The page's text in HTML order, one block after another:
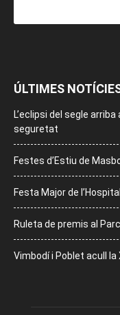
ÚLTIMES
L’eclipsi del segle
seguretat
Festes d’Estiu de
Festa Major de
Ruleta de premis al
Vimbodí i Poblet acull la